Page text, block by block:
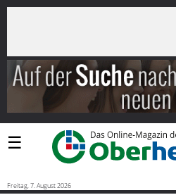
Suchen
Startseite
Blaulicht
Sport
Politik
☰
Freitag, 7. August 2026